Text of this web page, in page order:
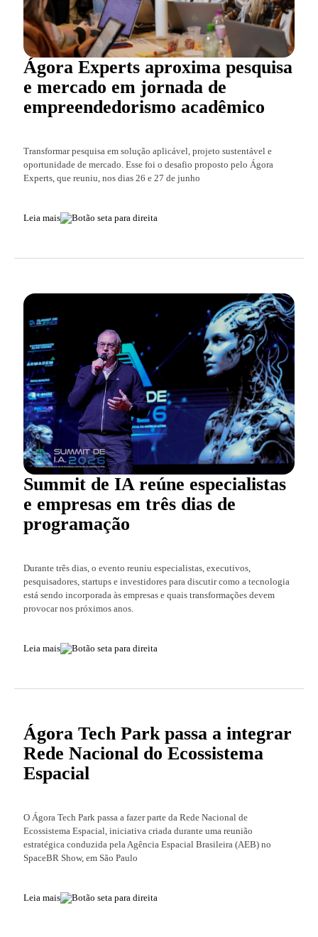
Ágora Experts aproxima pesquisa
e mercado em jornada de
empreendedorismo acadêmico
Transformar pesquisa em solução aplicável, projeto sustentável e
oportunidade de mercado. Esse foi o desafio proposto pelo Ágora
Experts, que reuniu, nos dias 26 e 27 de junho
Leia mais
Summit de IA reúne especialistas
e empresas em três dias de
programação
Durante três dias, o evento reuniu especialistas, executivos,
pesquisadores, startups e investidores para discutir como a tecnologia
está sendo incorporada às empresas e quais transformações devem
provocar nos próximos anos.
Leia mais
Ágora Tech Park passa a integrar
Rede Nacional do Ecossistema
Espacial
O Ágora Tech Park passa a fazer parte da Rede Nacional de
Ecossistema Espacial, iniciativa criada durante uma reunião
estratégica conduzida pela Agência Espacial Brasileira (AEB) no
SpaceBR Show, em São Paulo
Leia mais